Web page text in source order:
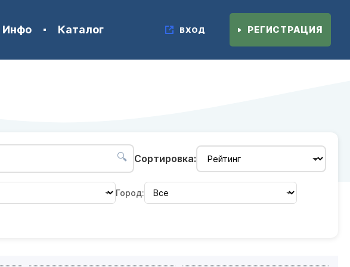
Инфо Каталог ВХОД РЕГИСТРАЦИЯ
🔍 Сортировка:
Город: